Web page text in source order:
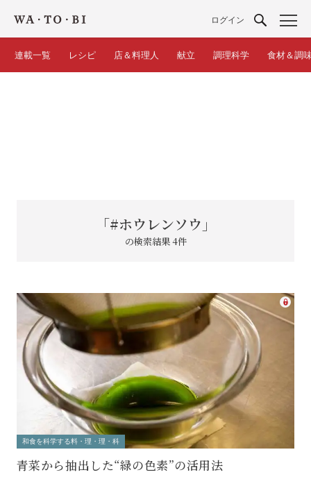
ログイン
連載一覧 レシピ 店＆料理人 献立 調理科学 食材＆調
「#ホウレンソウ」
の検索結果 4件
和食を科学する料・理・理・科
青菜から抽出した“緑の色素”の活用法